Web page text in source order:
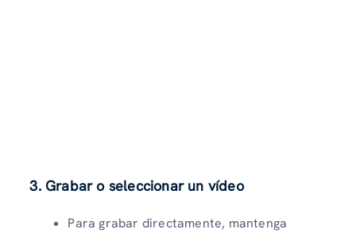
3. Grabar o seleccionar un vídeo
Para grabar directamente, mantenga